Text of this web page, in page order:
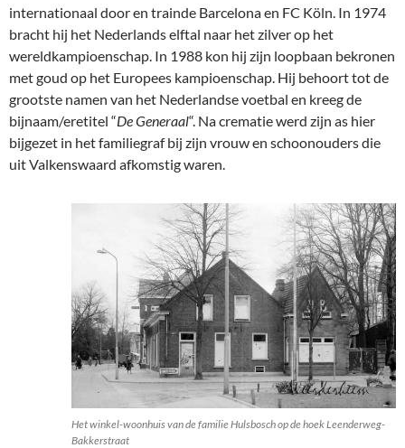
internationaal door en trainde Barcelona en FC Köln. In 1974
bracht hij het Nederlands elftal naar het zilver op het
wereldkampioenschap. In 1988 kon hij zijn loopbaan bekronen
met goud op het Europees kampioenschap. Hij behoort tot de
grootste namen van het Nederlandse voetbal en kreeg de
bijnaam/eretitel “De Generaal“. Na crematie werd zijn as hier
bijgezet in het familiegraf bij zijn vrouw en schoonouders die
uit Valkenswaard afkomstig waren.
Het winkel-woonhuis van de familie Hulsbosch op de hoek Leenderweg-
Bakkerstraat